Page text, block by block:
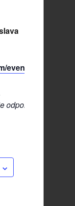
events/
odporúčame